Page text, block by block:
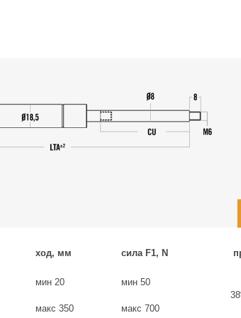
ход, мм сила F1, N
мин 20
макс 350
мин 50
макс 700